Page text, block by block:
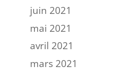
juin 2021
mai 2021
avril 2021
mars 2021